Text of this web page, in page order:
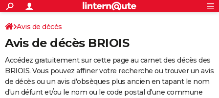
ACTUALITÉS
Politique
Société
Faits Divers
Education
Monde
Villes
+
SPORT
Coupe du monde 2026
Football
Tennis
Cyclisme
Rugby
Forum
Programme TV
TNT
Streaming
Cinéma
Sorties cinéma
Musique
+
FINANCE
Retraite
Impôts
Epargne
Immobilier
Risques naturels par ville
Banque
Assurance
Crédit
AUTO
Avis de décès
Avis de décès BRIOIS
Accédez gratuitement sur cette page au carnet des décès des
BRIOIS. Vous pouvez affiner votre recherche ou trouver un avis
de décès ou un avis d'obsèques plus ancien en tapant le nom
d'un défunt et/ou le nom ou le code postal d'une commune